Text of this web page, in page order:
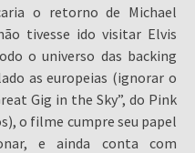
o retorno de Michael
tivesse ido visitar Elvis
o universo das backing
as europeias (ignorar o
Gig in the Sky”, do Pink
o filme cumpre seu papel
e ainda conta com